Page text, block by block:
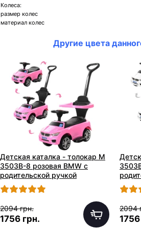
Колеса:
размер колес
материал колес
Другие цвета
Детская каталка - толокар M
3503B-8 розовая BMW с
родительской ручкой
2094 грн.
1756 грн.
2094